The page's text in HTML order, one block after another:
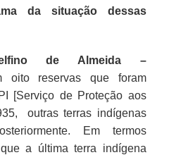
da situação dessas
de Almeida –
oito reservas que foram
[Serviço de Proteção aos
outras terras indígenas
Em termos
a última terra indígena